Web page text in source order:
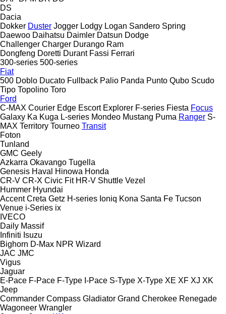
DS
Dacia
Dokker Duster Jogger Lodgy Logan Sandero Spring
Daewoo Daihatsu Daimler Datsun Dodge
Challenger Charger Durango Ram
Dongfeng Doretti Durant Fassi Ferrari
300-series 500-series
Fiat
500 Doblo Ducato Fullback Palio Panda Punto Qubo Scudo
Tipo Topolino Toro
Ford
C-MAX Courier Edge Escort Explorer F-series Fiesta Focus
Galaxy Ka Kuga L-series Mondeo Mustang Puma Ranger S-
MAX Territory Tourneo Transit
Foton
Tunland
GMC Geely
Azkarra Okavango Tugella
Genesis Haval Hinowa Honda
CR-V CR-X Civic Fit HR-V Shuttle Vezel
Hummer Hyundai
Accent Creta Getz H-series Ioniq Kona Santa Fe Tucson
Venue i-Series ix
IVECO
Daily Massif
Infiniti Isuzu
Bighorn D-Max NPR Wizard
JAC JMC
Vigus
Jaguar
E-Pace F-Pace F-Type I-Pace S-Type X-Type XE XF XJ XK
Jeep
Commander Compass Gladiator Grand Cherokee Renegade
Wagoneer Wrangler